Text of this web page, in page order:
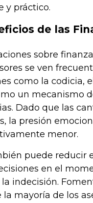
y práctico.
de las
sobre
se ven
como la codicia,
un mecanismo
Dado que las
la presión
menor.
puede reducir
en el
indecisión.
la mayoría de los